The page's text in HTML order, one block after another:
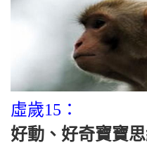
虛歲15：
好動、好奇寶寶